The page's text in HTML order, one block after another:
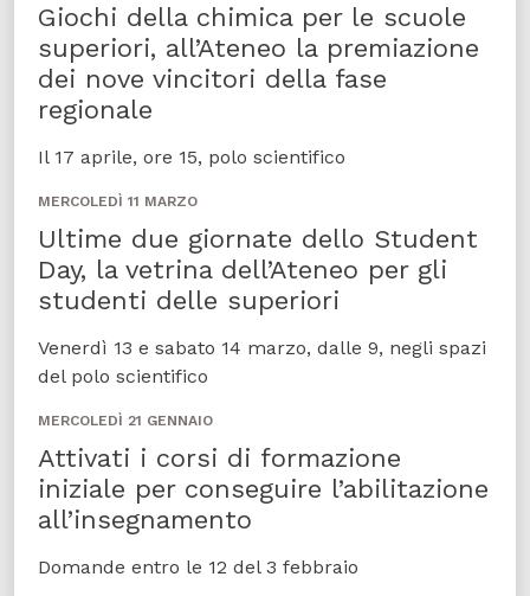
Giochi della chimica per le scuole
superiori, all’Ateneo la premiazione
dei nove vincitori della fase
regionale
Il 17 aprile, ore 15, polo scientifico
MERCOLEDÌ 11 MARZO
Ultime due giornate dello Student
Day, la vetrina dell’Ateneo per gli
studenti delle superiori
Venerdì 13 e sabato 14 marzo, dalle 9, negli spazi
del polo scientifico
MERCOLEDÌ 21 GENNAIO
Attivati i corsi di formazione
iniziale per conseguire l’abilitazione
all’insegnamento
Domande entro le 12 del 3 febbraio